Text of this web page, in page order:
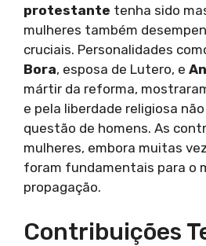
protestante tenha sido
mulheres também
cruciais. Personalidades
Bora, esposa de Lutero, e
mártir da reforma,
e pela liberdade religiosa
questão de homens. As
mulheres, embora muitas
foram fundamentais para o
propagação.
Contribuições